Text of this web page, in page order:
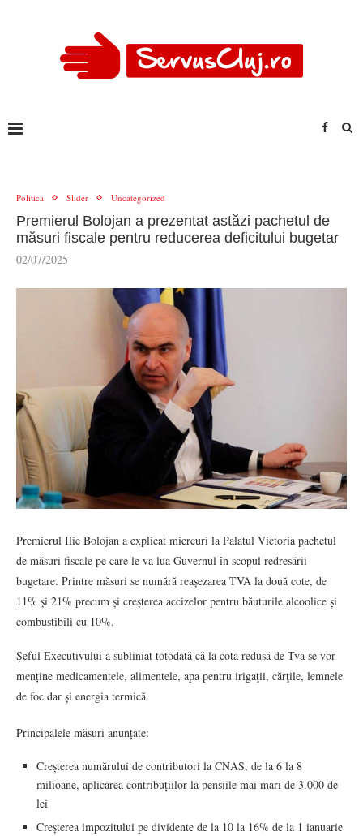
Politica Slider Uncategorized
Premierul Bolojan a prezentat astăzi pachetul de
măsuri fiscale pentru reducerea deficitului bugetar
02/07/2025
Premierul Ilie Bolojan a explicat miercuri la Palatul Victoria pachetul
de măsuri fiscale pe care le va lua Guvernul în scopul redresării
bugetare. Printre măsuri se numără reașezarea TVA la două cote, de
11% și 21% precum și creșterea accizelor pentru băuturile alcoolice și
combustibili cu 10%.
Șeful Executivului a subliniat totodată că la cota redusă de Tva se vor
menține medicamentele, alimentele, apa pentru irigaţii, cărţile, lemnele
de foc dar și energia termică.
Principalele măsuri anunțate:
Creșterea numărului de contributori la CNAS, de la 6 la 8
milioane, aplicarea contribuțiilor la pensiile mai mari de 3.000 de
lei
Creșterea impozitului pe dividente de la 10 la 16% de la 1 ianuarie